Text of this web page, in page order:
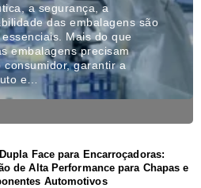
a segurança, a
das embalagens são
Mais do que
embalagens precisam
garantir a
e…
Face para Encarroçadoras:
de Alta Performance para Chapas e
Automotivos